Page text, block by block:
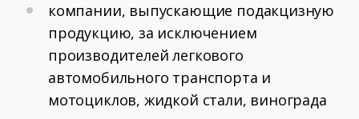
компании, выпускающие подакцизную
продукцию, за исключением
производителей легкового
автомобильного транспорта и
мотоциклов, жидкой стали, винограда